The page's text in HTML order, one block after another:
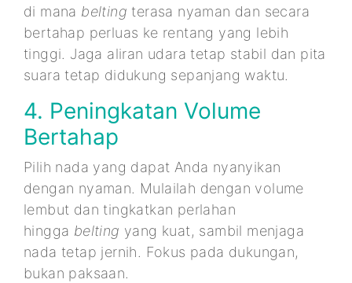
di mana beltingterasa nyaman dan secara
bertahap perluas ke rentang yang lebih
tinggi. Jaga aliran udara tetap stabil dan pita
suara tetap didukung sepanjang waktu.
4. Peningkatan Volume
Bertahap
Pilih nada yang dapat Anda nyanyikan
dengan nyaman. Mulailah dengan volume
lembut dan tingkatkan perlahan
hingga belting yang kuat, sambil menjaga
nada tetap jernih. Fokus pada dukungan,
bukan paksaan.